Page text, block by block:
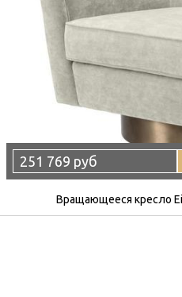
251 769 руб
Вращающееся кресло